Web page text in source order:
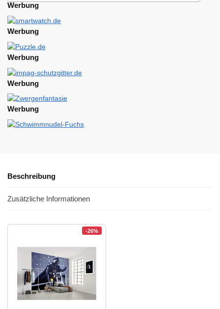
Werbung
Werbung
Werbung
Werbung
Werbung
Beschreibung
Zusätzliche Informationen
-26%